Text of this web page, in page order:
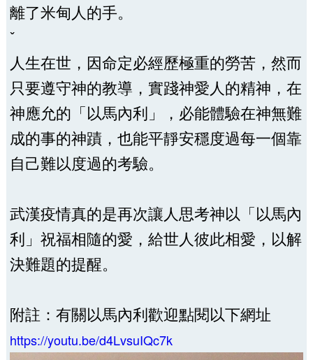
離了米甸人的手。
ˇ
人生在世，因命定必經歷極重的勞苦，然而
只要遵守神的教導，實踐神愛人的精神，在
神應允的「以馬內利」，必能體驗在神無難
成的事的神蹟，也能平靜安穩度過每一個靠
自己難以度過的考驗。
武漢疫情真的是再次讓人思考神以「以馬內
利」祝福相隨的愛，給世人彼此相愛，以解
決難題的提醒。
附註：有關以馬內利歡迎點閱以下網址
https://youtu.be/d4LvsuIQc7k